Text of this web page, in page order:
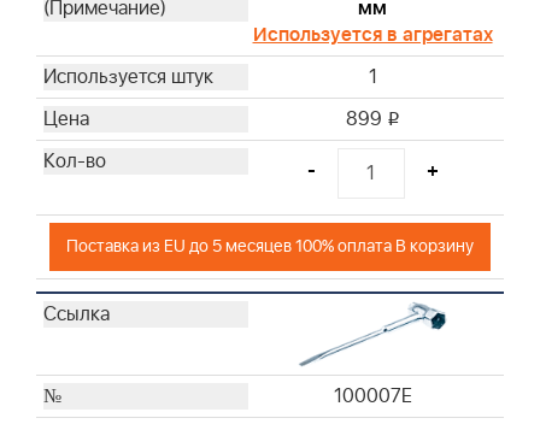
4251WM
491588L
593260M
799579M
19069
19165
19203
19062
19230
мм
Используется в агрегатах
1
899 i
- +
Поставка из EU до 5 месяцев 100% оплата В корзину
100007E